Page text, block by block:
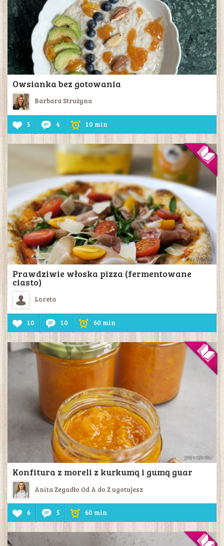
Owsianka bez gotowania
Barbara Strużyna
5 4 10 min
Prawdziwie włoska pizza (fermentowane
ciasto)
Loreta
10 10 60 min
Konfitura z moreli z kurkumą i gumą guar
Anita Zegadło Od A do Z ugotujesz
6 5 60 min